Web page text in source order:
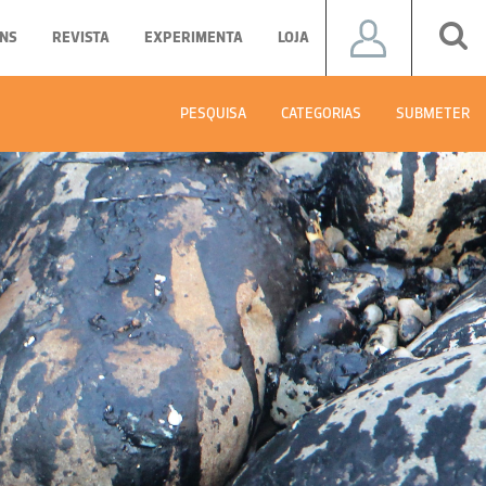
REVISTA EXPERIMENTA LOJA
PESQUISA CATEGORIAS SUBMETER